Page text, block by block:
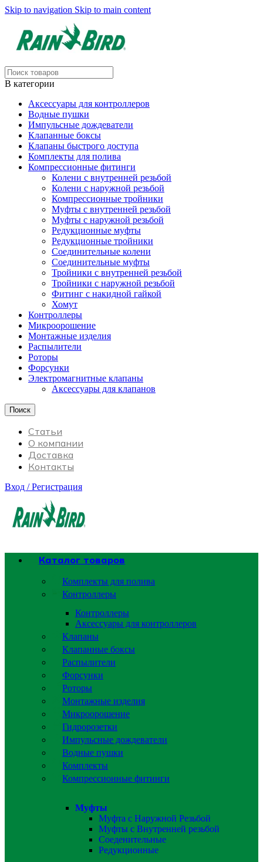
Skip to navigation Skip to main content
В категории
Аксессуары для контроллеров
Водные пушки
Импульсные дождеватели
Клапанные боксы
Клапаны быстрого доступа
Комплекты для полива
Компрессионные фитинги
Колени с внутренней резьбой
Колени с наружной резьбой
Компрессионные тройники
Муфты с внутренней резьбой
Муфты с наружной резьбой
Редукционные муфты
Редукционные тройники
Соединительные колени
Соединительные муфты
Тройники с внутренней резьбой
Тройники с наружной резьбой
Фитинг с накидной гайкой
Хомут
Контроллеры
Микроорошение
Монтажные изделия
Распылители
Роторы
Форсунки
Электромагнитные клапаны
Аксессуары для клапанов
Поиск
Статьи
О компании
Доставка
Контакты
Вход / Регистрация
Каталог товаров
Комплекты для полива
Контроллеры
Контроллеры
Аксессуары для контроллеров
Клапаны
Клапанные боксы
Распылители
Форсунки
Роторы
Монтажные изделия
Микроорошение
Гидророзетки
Импульсные дождеватели
Водные пушки
Комплекты
Компрессионные фитинги
Муфты
Муфта с Наружной Резьбой
Муфты с Внутренней резьбой
Соеденительные
Редукционные